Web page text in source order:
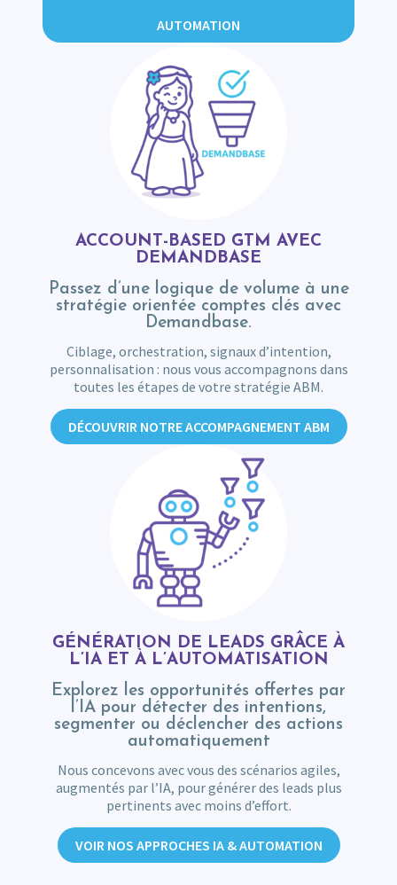
AUTOMATION
ACCOUNT-BASED GTM AVEC
DEMANDBASE
Passez d’une logique de volume à une
stratégie orientée comptes clés avec
Demandbase.
Ciblage, orchestration, signaux d’intention,
personnalisation : nous vous accompagnons dans
toutes les étapes de votre stratégie ABM.
DÉCOUVRIR NOTRE ACCOMPAGNEMENT ABM
GÉNÉRATION DE LEADS GRÂCE À
L’IA ET À L’AUTOMATISATION
Explorez les opportunités offertes par
l’IA pour détecter des intentions,
segmenter ou déclencher des actions
automatiquement
Nous concevons avec vous des scénarios agiles,
augmentés par l’IA, pour générer des leads plus
pertinents avec moins d’effort.
VOIR NOS APPROCHES IA & AUTOMATION